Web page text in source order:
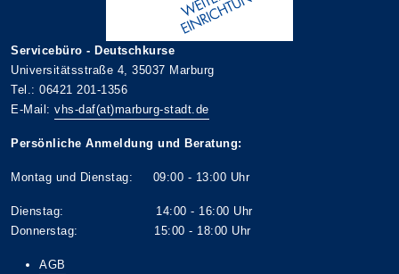
Servicebüro - Deutschkurse
Universitätsstraße 4, 35037 Marburg
Tel.: 06421 201-1356
E-Mail: vhs-daf(at)marburg-stadt.de
Persönliche Anmeldung und Beratung:
Montag und Dienstag: 09:00 - 13:00 Uhr
Dienstag: 14:00 - 16:00 Uhr
Donnerstag: 15:00 - 18:00 Uhr
AGB